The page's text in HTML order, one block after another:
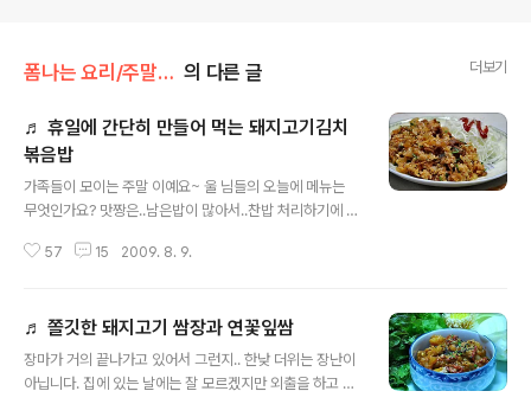
폼나는 요리/주말일품 요리 의 다른 글 더보기
♬ 휴일에 간단히 만들어 먹는 돼지고기김치
볶음밥
가족들이 모이는 주말 이예요~ 울 님들의 오늘에 메뉴는
무엇인가요? 맛짱은..남은밥이 많아서..찬밥 처리하기에 제
고 하여도 손색이 없는 돼지고기 김치 볶음밥이랍니다. 오
밥 ◈ [재료] 돼지고기 270그램 (양념-간장 1숟가락, 고추
장 1숟가락반, 들기름 3숟가락, 후추가루, 다진마늘 2분의
1숟가락, 생강맛술 5숟가락, 다진파, 올리고당 2숟가락),
57 15 2009. 8. 9.
♬ 쫄깃한 돼지고기 쌈장과 연꽃잎쌈
장마가 거의 끝나가고 있어서 그런지.. 한낮 더위는 장난이
아닙니다. 집에 있는 날에는 잘 모르겠지만 외출을 하고 오